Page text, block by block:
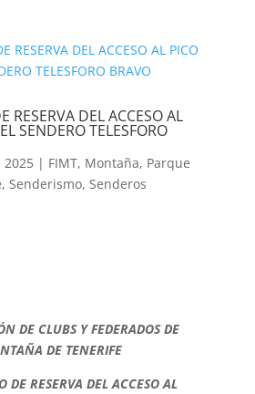
RESERVA DEL ACCESO AL
SENDERO TELESFORO
2025| FIMT, Montaña, Parque
, Senderismo, Senderos
DE CLUBS Y FEDERADOS DE
DE TENERIFE
DE RESERVA DEL ACCESO AL